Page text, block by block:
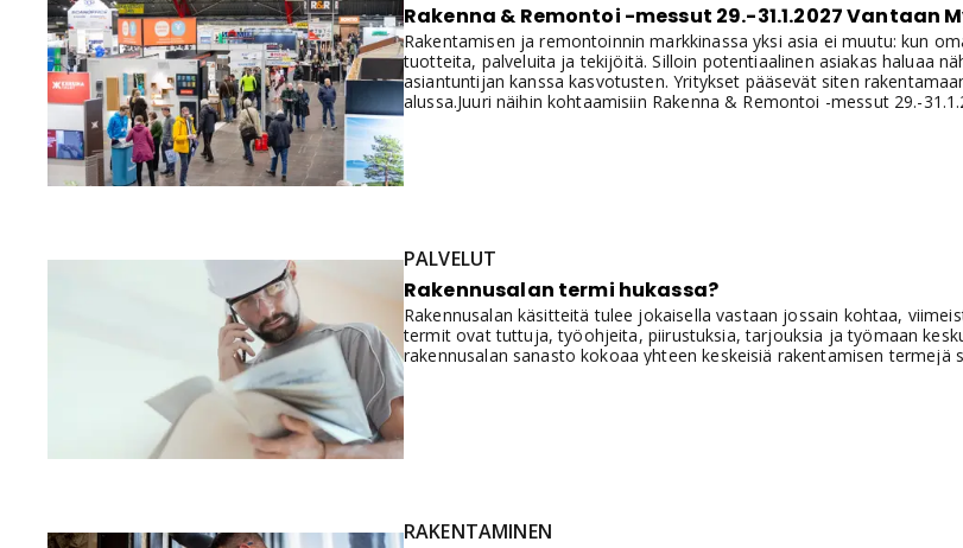
Rakenna & Remontoi -messut 29.-31.1.2027 Vantaan
Rakentamisen ja remontoinnin markkinassa yksi asia ei muutu: kun
tuotteita, palveluita ja tekijöitä. Silloin potentiaalinen asiakas haluaa
asiantuntijan kanssa kasvotusten. Yritykset pääsevät siten
alussa.Juuri näihin kohtaamisiin Rakenna & Remontoi -messut 29.-
PALVELUT
Rakennusalan termi hukassa?
Rakennusalan käsitteitä tulee jokaisella vastaan jossain kohtaa,
termit ovat tuttuja, työohjeita, piirustuksia, tarjouksia ja työmaan
rakennusalan sanasto kokoaa yhteen keskeisiä rakentamisen termejä
RAKENTAMINEN